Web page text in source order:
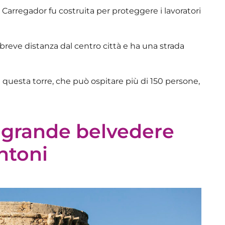
Carregador fu costruita per proteggere i lavoratori
distanza dal centro città e ha una strada
torre, che può ospitare più di 150 persone,
belvedere